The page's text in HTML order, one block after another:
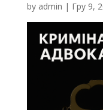
by admin | Гру 9,